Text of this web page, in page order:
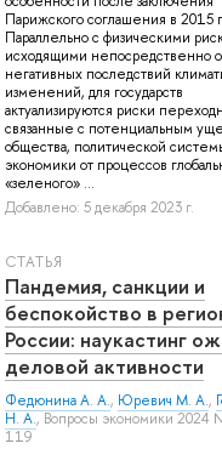
Парижского соглашения в 2015
Параллельно с физическими
исходящими непосредственно
негативных последствий
изменений, для государств
актуализируются риски
связанные с потенциальным
общества, политической
экономики от процессов
«зеленого» ...
Добавлено: 5 декабря 2023 г.
СТАТЬЯ
Пандемия, санкции и
беспокойство в
России: наукастинг
деловой активности
Федюнина А. А., Юревич М. А.,
Н. А., Вопросы экономики 2024
119